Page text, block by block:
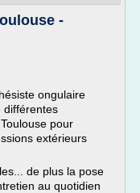
-
ongulaire
différentes
pour
extérieurs
de plus la pose
au quotidien